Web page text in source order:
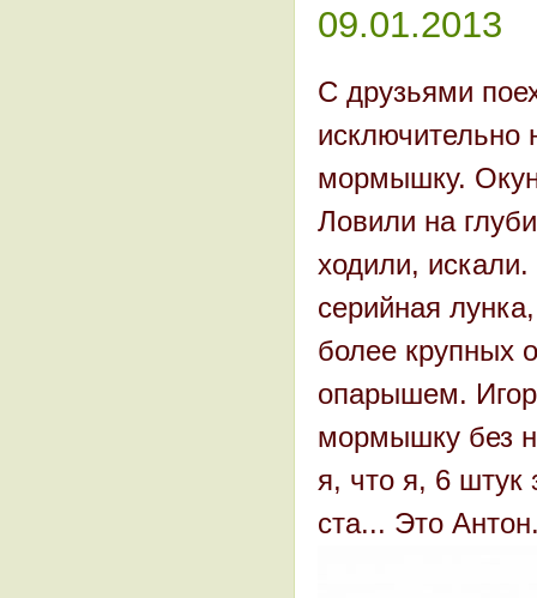
09.01.2013
С друзьями
исключительно
мормышку.
Ловили на
ходили,
серийная
более крупных
опарышем.
мормышку без
я, что я, 6
ста... Это